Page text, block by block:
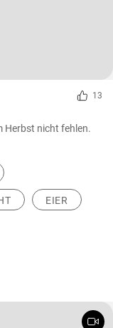
13
Herbst nicht fehlen.
EIER